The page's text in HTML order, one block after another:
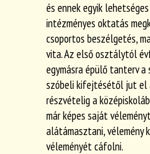
és ennek egyik
intézményes oktatás
csoportos beszélgetés,
vita. Az első osztálytól
egymásra épülő tanterv a
szóbeli kifejtésétől jut el
részvételig a
már képes saját
alátámasztani, vélemény
véleményét cáfolni.